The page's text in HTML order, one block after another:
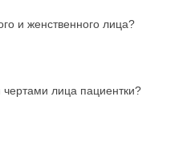
и женственного лица?
лица пациентки?